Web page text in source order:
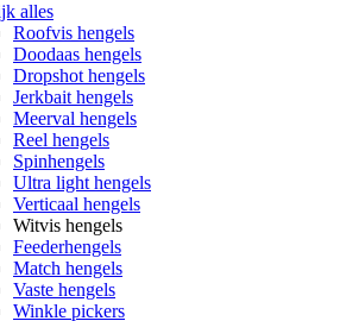
alles
Roofvis hengels
Doodaas hengels
Dropshot hengels
Jerkbait hengels
Meerval hengels
Reel hengels
Spinhengels
Ultra light hengels
Verticaal hengels
Witvis hengels
Feederhengels
Match hengels
Vaste hengels
Winkle pickers